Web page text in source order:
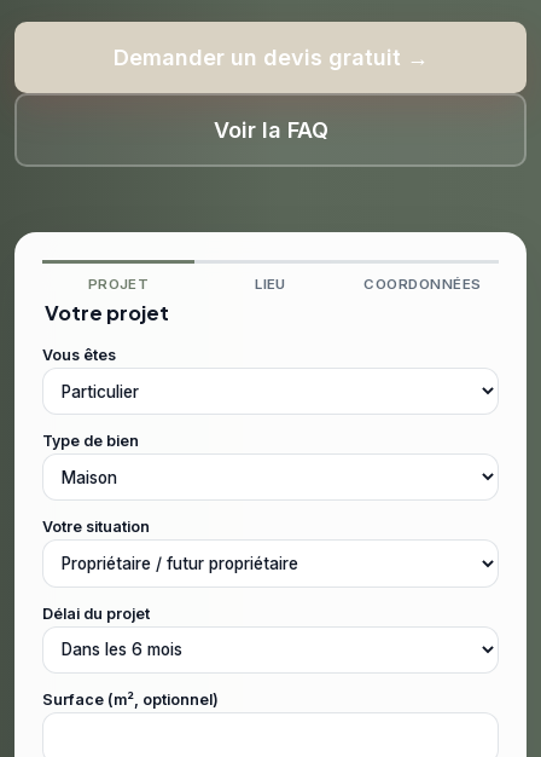
Demander un devis gratuit →
Voir la FAQ
PROJET LIEU COORDONNÉES
Votre projet
Vous êtes
Type de bien
Votre situation
Délai du projet
Surface (m², optionnel)